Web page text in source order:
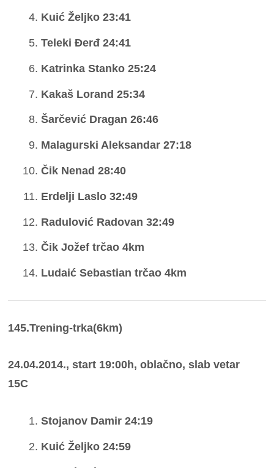
Kuić Željko 23:41
Teleki Đerđ 24:41
Katrinka Stanko 25:24
Kakaš Lorand 25:34
Šarčević Dragan 26:46
Malagurski Aleksandar 27:18
Čik Nenad 28:40
Erdelji Laslo 32:49
Radulović Radovan 32:49
Čik Jožef trčao 4km
Ludaić Sebastian trčao 4km
145.Trening-trka(6km)
24.04.2014., start 19:00h, oblačno, slab vetar
15C
Stojanov Damir 24:19
Kuić Željko 24:59